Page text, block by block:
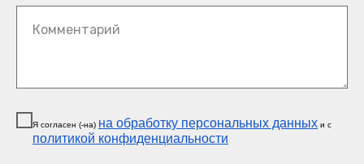
Комментарий
Я согласен (-на) на обработку персональных данных и c
политикой конфиденциальности